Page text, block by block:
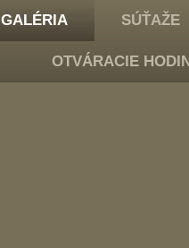
GALÉRIA SÚŤAŽE
OTVÁRACIE